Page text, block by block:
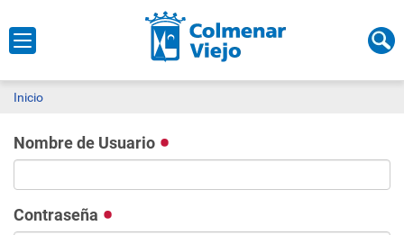
Inicio
Nombre de Usuario
Contraseña